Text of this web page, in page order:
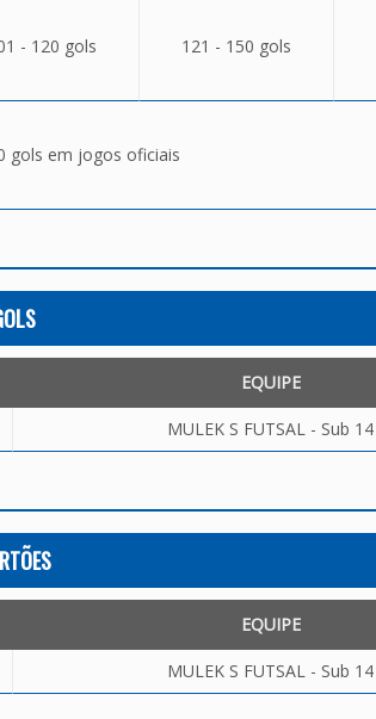
- 120 gols 121 - 150 gols
gols em jogos oficiais
EQUIPE
MULEK S FUTSAL - Sub 14
EQUIPE
MULEK S FUTSAL - Sub 14